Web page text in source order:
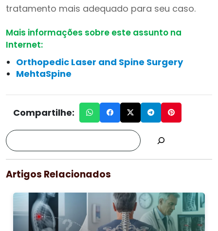
tratamento mais adequado para seu caso.
Mais informações sobre este assunto na
Internet:
Orthopedic Laser and Spine Surgery
MehtaSpine
Compartilhe:
Artigos Relacionados